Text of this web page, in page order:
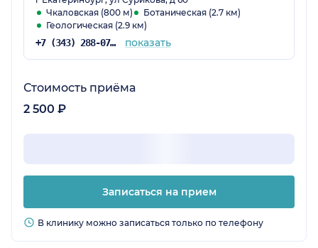
Чкаловская (800 м)
Ботаническая (2.7 км)
Геологическая (2.9 км)
+7 (343) 288-07-54 показать
Стоимость приёма
2 500 ₽
Записаться на прием
В клинику можно записаться только по телефону